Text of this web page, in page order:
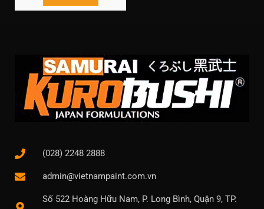
(028) 2248 2888
admin@vietnampaint.com.vn
Số 522 Hoàng Hữu Nam, P. Long Bình, Quận 9, TP.